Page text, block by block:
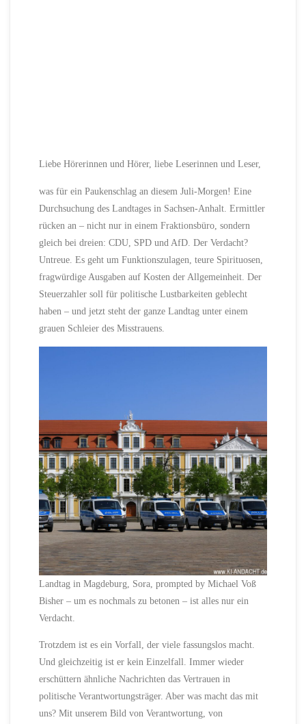
Liebe Hörerinnen und Hörer, liebe Leserinnen und Leser,
was für ein Paukenschlag an diesem Juli-Morgen! Eine
Durchsuchung des Landtages in Sachsen-Anhalt. Ermittler
rücken an – nicht nur in einem Fraktionsbüro, sondern
gleich bei dreien: CDU, SPD und AfD. Der Verdacht?
Untreue. Es geht um Funktionszulagen, teure Spirituosen,
fragwürdige Ausgaben auf Kosten der Allgemeinheit. Der
Steuerzahler soll für politische Lustbarkeiten geblecht
haben – und jetzt steht der ganze Landtag unter einem
grauen Schleier des Misstrauens.
Landtag in Magdeburg, Sora, prompted by Michael Voß
Bisher – um es nochmals zu betonen – ist alles nur ein
Verdacht.
Trotzdem ist es ein Vorfall, der viele fassungslos macht.
Und gleichzeitig ist er kein Einzelfall. Immer wieder
erschüttern ähnliche Nachrichten das Vertrauen in
politische Verantwortungsträger. Aber was macht das mit
uns? Mit unserem Bild von Verantwortung, von